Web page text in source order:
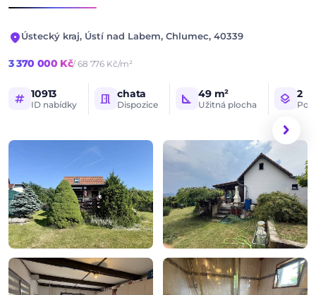
location_on Ústecký kraj, Ústí nad Labem, Chlumec, 40339
3 370 000 Kč/ 68 776 Kč/m²
tag 10913
ID nabídky meeting_room chata
Dispozice square_foot 49 m²
Užitná plocha layers 2
HLAVNÍ FOTOGRAFIE
chevron_right